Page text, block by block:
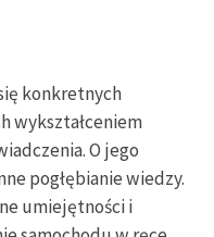
konkretnych
wykształceniem
O jego
pogłębianie wiedzy.
umiejętności i